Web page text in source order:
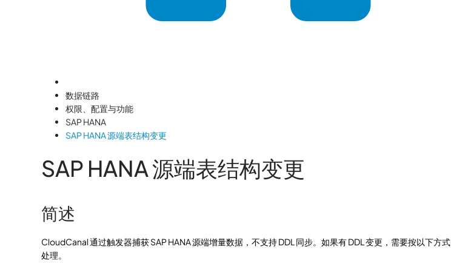
数据链路
权限、配置与功能
SAP HANA
SAP HANA 源端表结构变更
SAP HANA 源端表结构变更
简述
CloudCanal 通过触发器捕获 SAP HANA 源端增量数据，不支持 DDL 同步。如果有 DDL 变更，需要按以下方式
处理。